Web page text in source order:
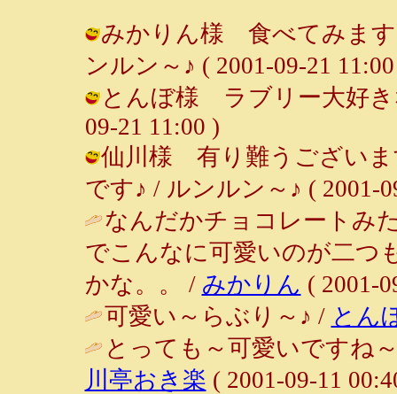
みかりん様 食べてみます
ンルン～♪ ( 2001-09-21
とんぼ様 ラブリー大好き
09-21 11:00 )
仙川様 有り難うございま
です♪ / ルンルン～♪ ( 2001-
なんだかチョコレートみ
でこんなに可愛いのが二つ
かな。。 / みかりん ( 2001-
可愛い～らぶり～♪ / とん
とっても～可愛いですね
川亭おき楽 ( 2001-09-11